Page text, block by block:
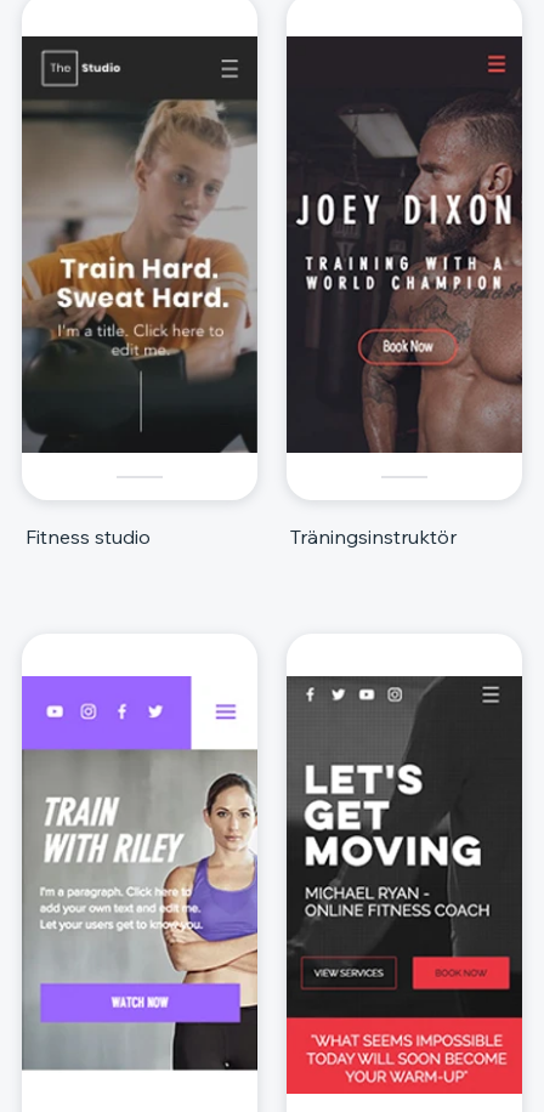
Fitness studio Träningsinstruktör